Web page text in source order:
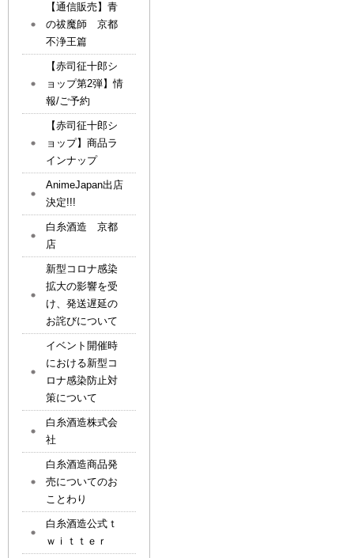
【通信販売】青
の祓魔師 京都
不浄王篇
【赤司征十郎シ
ョップ第2弾】情
報/ご予約
【赤司征十郎シ
ョップ】商品ラ
インナップ
AnimeJapan出店
決定!!!
白糸酒造 京都
店
新型コロナ感染
拡大の影響を受
け、発送遅延の
お詫びについて
イベント開催時
における新型コ
ロナ感染防止対
策について
白糸酒造株式会
社
白糸酒造商品発
売についてのお
ことわり
白糸酒造公式ｔ
ｗｉｔｔｅｒ